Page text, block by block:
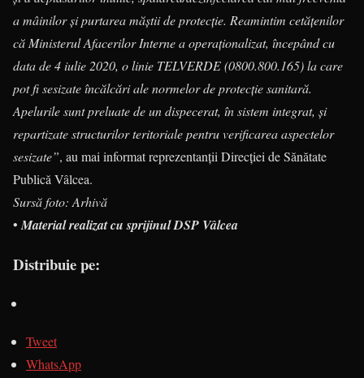
a mâinilor și purtarea măștii de protecție. Reamintim cetățenilor
că Ministerul Afacerilor Interne a operaționalizat, începând cu
data de 4 iulie 2020, o linie TELVERDE (0800.800.165) la care
pot fi sesizate încălcări ale normelor de protecție sanitară.
Apelurile sunt preluate de un dispecerat, în sistem integrat, și
repartizate structurilor teritoriale pentru verificarea aspectelor
sesizate”, au mai informat reprezentanții Direcției de Sănătate
Publică Vâlcea.
Sursă foto: Arhivă
• Material realizat cu sprijinul DSP Vâlcea
Distribuie pe:
Tweet
WhatsApp